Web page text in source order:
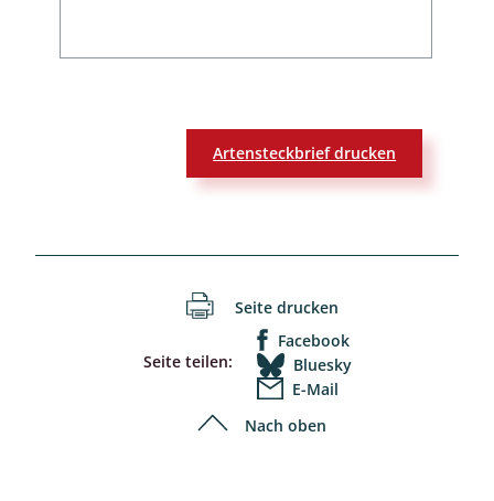
Artensteckbrief drucken
Seite drucken
Seite teilen:
Facebook
Bluesky
E-Mail
Nach oben